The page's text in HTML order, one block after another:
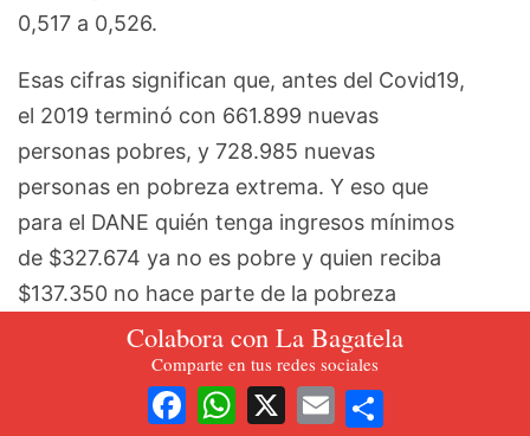
0,517 a 0,526.
Esas cifras significan que, antes del Covid19,
el 2019 terminó con 661.899 nuevas
personas pobres, y 728.985 nuevas
personas en pobreza extrema. Y eso que
para el DANE quién tenga ingresos mínimos
de $327.674 ya no es pobre y quien reciba
$137.350 no hace parte de la pobreza
extrema. ¿Porqué Duque no hablará de estos
temas en su programa televisivo diario de las
Colabora con La Bagatela
Comparte en tus redes sociales
FacebookWhatsApp
X Email